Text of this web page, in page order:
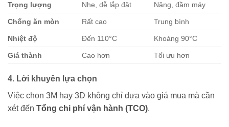
Trọng lượng Nhẹ, dễ lắp đặt Nặng, đầm máy
Chống ăn mòn Rất cao Trung bình
Nhiệt độ Đến 110°C Khoảng 90°C
Giá thành Cao hơn Tối ưu hơn
4. Lời khuyên lựa chọn
Việc chọn 3M hay 3D không chỉ dựa vào giá mua mà cần
xét đến Tổng chi phí vận hành (TCO).